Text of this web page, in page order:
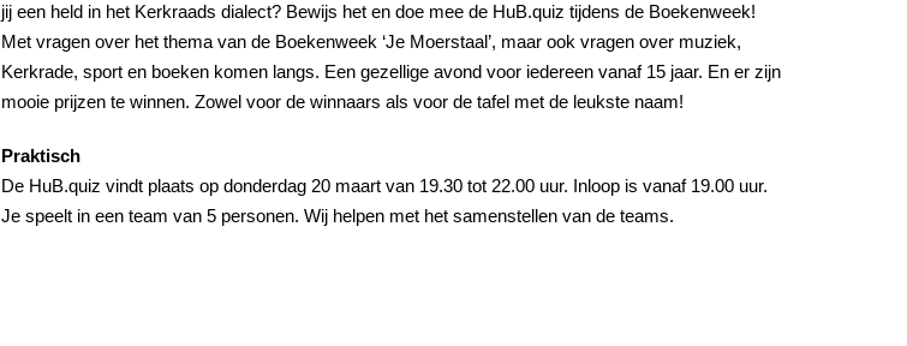
jij een held in het Kerkraads dialect? Bewijs het en doe mee de HuB.quiz tijdens de Boekenweek!
Met vragen over het thema van de Boekenweek ‘Je Moerstaal’, maar ook vragen over muziek,
Kerkrade, sport en boeken komen langs. Een gezellige avond voor iedereen vanaf 15 jaar. En er zijn
mooie prijzen te winnen. Zowel voor de winnaars als voor de tafel met de leukste naam!
Praktisch
De HuB.quiz vindt plaats op donderdag 20 maart van 19.30 tot 22.00 uur. Inloop is vanaf 19.00 uur.
Je speelt in een team van 5 personen. Wij helpen met het samenstellen van de teams.